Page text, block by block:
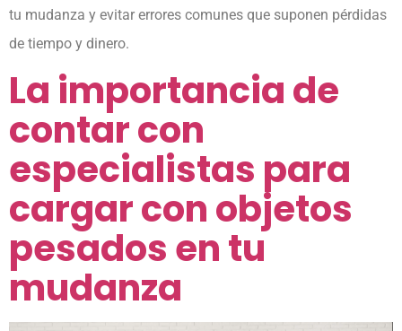
tu mudanza y evitar errores comunes que suponen pérdidas
de tiempo y dinero.
La importancia de
contar con
especialistas para
cargar con objetos
pesados en tu
mudanza